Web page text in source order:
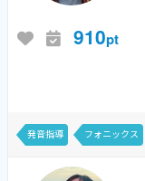
910pt
発音指導 フォニックス